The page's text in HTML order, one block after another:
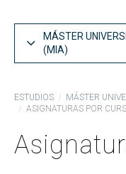
MÁSTER
(MIA)
Estructura del
Asignaturas por
Competencias
ESTUDIOS
MÁSTER
ASIGNATURAS POR